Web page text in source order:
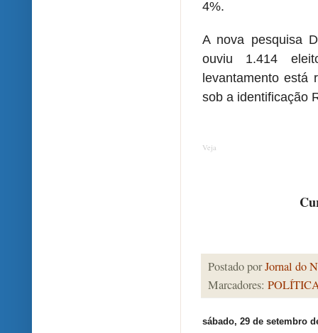
4%.
A nova pesquisa
ouviu 1.414
levantamento está
sob a identificação
Veja
Postado porJornal do
Marcadores:
sábado, 29 de setembro